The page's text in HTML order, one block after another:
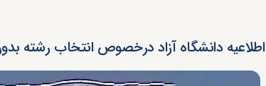
اطلاعیه دانشگاه آزاد درخصوص انتخاب رشته